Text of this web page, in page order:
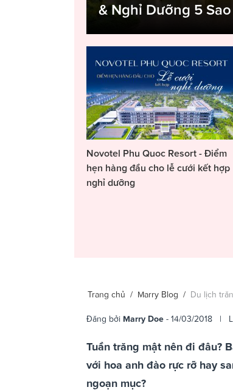
& Nghỉ Dưỡng 5
Novotel Phu Quoc Resort - Điểm
hẹn hàng đầu cho lễ cưới kết hợp
nghỉ dưỡng
Trang chủ / Marry Blog / Du lịch
Đăng bởi Marry Doe - 14/03/2018 |
Tuần trăng mật nên đi đâu?
với hoa anh đào rực rỡ hay
ngoạn mục?